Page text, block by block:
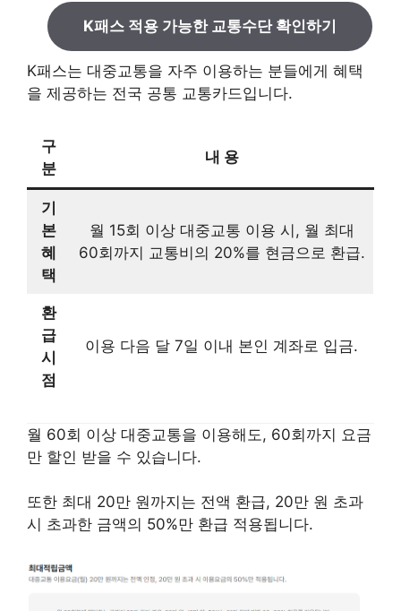
K패스 적용 가능한 교통수단 확인하기
K패스는 대중교통을 자주 이용하는 분들에게 혜택
을 제공하는 전국 공통 교통카드입니다.
구
분
내 용
기
본
혜
택
월 15회 이상 대중교통 이용 시, 월 최대
60회까지 교통비의 20%를 현금으로 환급.
환
급
시
점
이용 다음 달 7일 이내 본인 계좌로 입금.
월 60회 이상 대중교통을 이용해도, 60회까지 요금
만 할인 받을 수 있습니다.
또한 최대 20만 원까지는 전액 환급, 20만 원 초과
시 초과한 금액의 50%만 환급 적용됩니다.